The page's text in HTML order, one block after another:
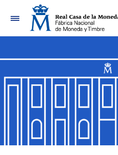
Navegació
Mostra/Amaga
Mostra/Amaga
Mostra/Amaga